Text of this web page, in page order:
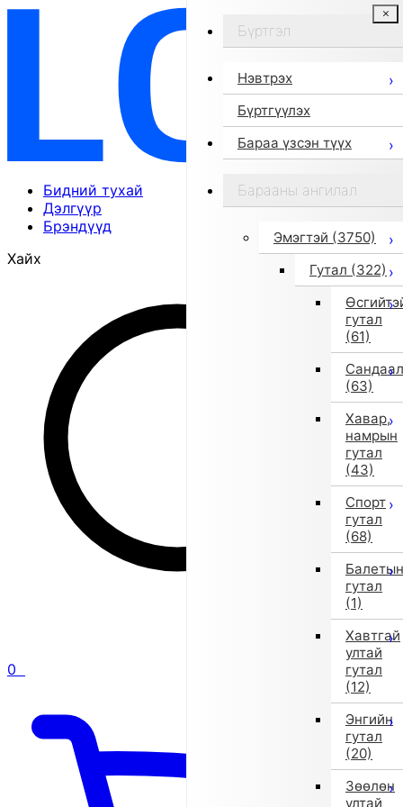
Бидний тухай
Дэлгүүр
Брэндүүд
Хайх
0
Бүртгэл
Нэвтрэх
Бүртгүүлэх
Бараа үзсэн түүх
Барааны ангилал
Эмэгтэй (3750)
Гутал (322)
гутал
(61)
Сандаал
(63)
Хавар,
намрын
гутал
(43)
Спорт
гутал
(68)
Балетын
гутал
(1)
Хавтгай
ултай
гутал
(12)
Энгийн
гутал
(20)
Зөөлөн
ултай